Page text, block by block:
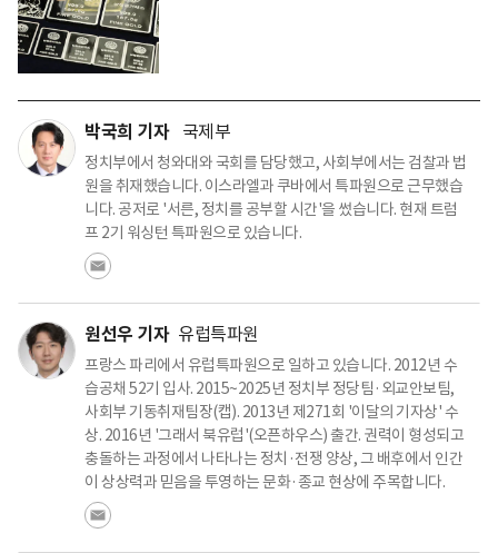
박국희 기자 국제부
정치부에서 청와대와 국회를 담당했고, 사회부에서는 검찰과 법
원을 취재했습니다. 이스라엘과 쿠바에서 특파원으로 근무했습
니다. 공저로 '서른, 정치를 공부할 시간'을 썼습니다. 현재 트럼
프 2기 워싱턴 특파원으로 있습니다.
원선우 기자 유럽특파원
프랑스 파리에서 유럽특파원으로 일하고 있습니다. 2012년 수
습공채 52기 입사. 2015~2025년 정치부 정당팀·외교안보팀,
사회부 기동취재팀장(캡). 2013년 제271회 '이달의 기자상' 수
상. 2016년 '그래서 북유럽'(오픈하우스) 출간. 권력이 형성되고
충돌하는 과정에서 나타나는 정치·전쟁 양상, 그 배후에서 인간
이 상상력과 믿음을 투영하는 문화·종교 현상에 주목합니다.